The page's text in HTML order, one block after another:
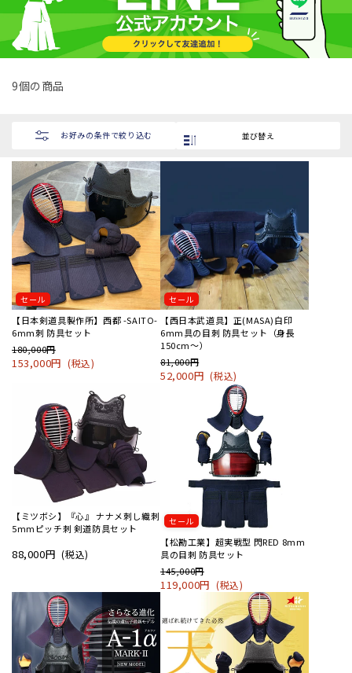
ン
:
9個の商品
お好みの条件で絞り込む 並び替え
セール
【日本剣道具製作所】西都 -SAITO-
6mm刺 防具セット
180,000円
153,000円 (税込)
セール
【西日本武道具】正(MASA)白印
6mm具の目刺 防具セット（身長
150cm～）
81,000円
52,000円(税込)
【ミツボシ】『心』 ナナメ刺し織刺
5mmピッチ刺 剣道防具セット
88,000円(税込)
セール
【松勘工業】超実戦型 閃RED 8mm
具の目刺 防具セット
145,000円
119,000円 (税込)